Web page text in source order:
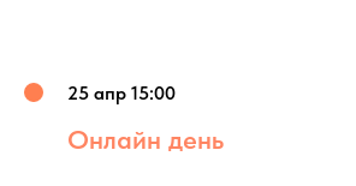
25 апр 15:00
Онлайн день